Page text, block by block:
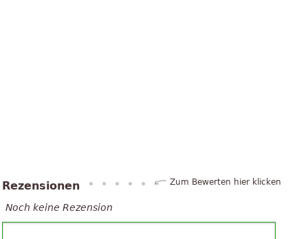
Rezensionen Zum Bewerten hier klicken
Noch keine Rezension